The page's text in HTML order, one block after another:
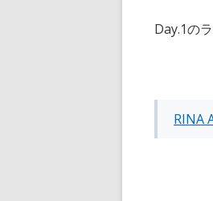
o
il
Day.1の
RINA